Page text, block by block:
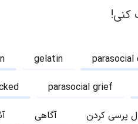
کنی!
gelatin parasocial
parasocial grief
آگاهی پرسی کردن